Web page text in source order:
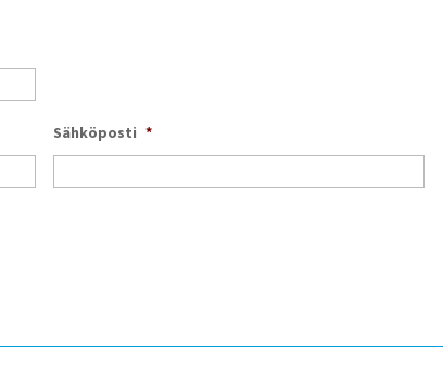
Sähköposti *